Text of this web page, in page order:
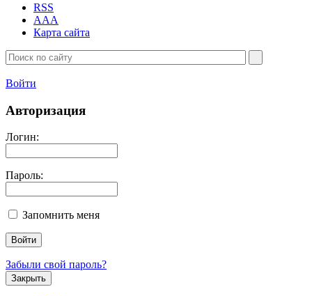
RSS
AAA
Карта сайта
Войти
Авторизация
Логин:
Пароль:
Запомнить меня
Забыли свой пароль?
Закрыть